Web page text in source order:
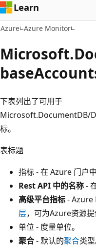
Learn
Azure Azure Monitor
下表列出了可用于
Microsoft.DocumentDB/
标。
表标题
指标 - 在 Azure 门户
Rest API 中的名称-
高级平台指标- Azure
层，可为Azure资源提
单位 - 度量单位。
聚合- 默认的聚合类